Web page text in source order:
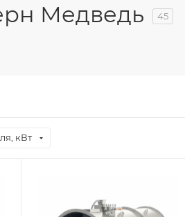
Медведь 45
кВт